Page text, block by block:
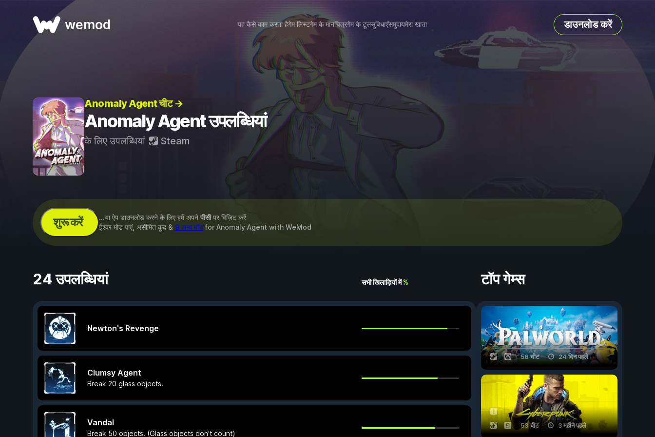
wemod यह कैसे काम करता हैगेम लिस्टगेम के मानचित्रगेम के टूलसुविधाएँसमुदायमेरा खाता डाउनलोड करें
Anomaly Agent चीट →
Anomaly Agent उपलब्धियां
के लिए उपलब्धियां Steam
शुरू करें ...या ऐप डाउनलोड करने के लिए हमें अपने पीसीपर विज़िट करें
ईश्वर मोड पाएं, असीमित कूद & 9 अन्य मॉडfor Anomaly Agent with WeMod
24 उपलब्धियां सभी खिलाड़ियों में%
Newton's Revenge
Clumsy Agent
Break 20 glass objects.
Vandal
Break 50 objects. (Glass objects don't count)
टॉप गेम्स
56 चीट 24 दिन पहले
53 चीट 3 महीने पहले